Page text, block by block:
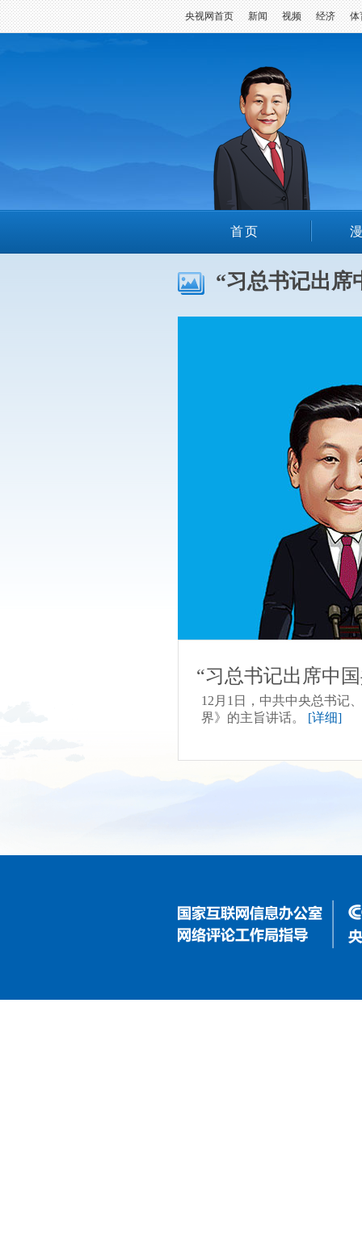
央视网首页 新闻 视频 经济 体
首页
“习总书记出席
“习总书记出席中
12月1日，中共中央总书记
界》的主旨讲话。 [详细]